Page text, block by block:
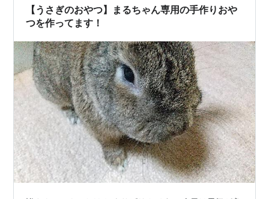
や指をクイっと頭の上に乗せ、じーーーーーっとそのま
ま気持ち良さそうに動かないでいるのです。。…
【うさぎのおやつ】まるちゃん専用の手作りおや
つを作ってます！